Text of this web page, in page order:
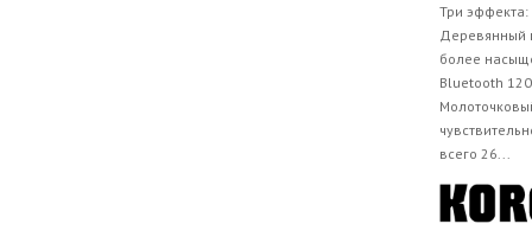
Три эффекта:
Деревянный
более
Bluetooth
всего 26...